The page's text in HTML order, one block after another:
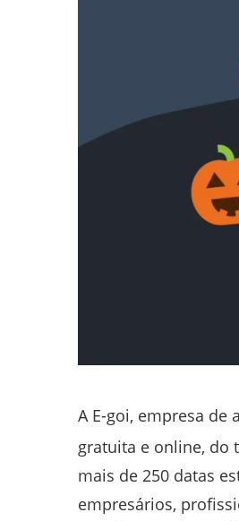
A E-goi, empresa de
gratuita e online, do
mais de 250 datas
empresários,